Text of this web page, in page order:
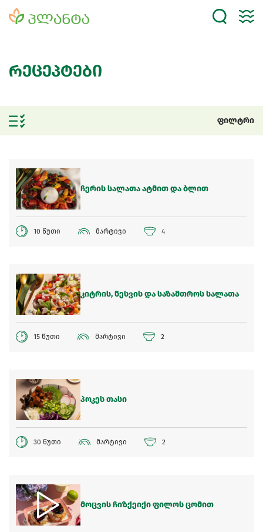
რეცეპტები
ფილტრი
ჩერის სალათა ატმით და ბლით
10 წუთი მარტივი 4
კიტრის, ნესვის და საზამთროს სალათა
15 წუთი მარტივი 2
პოკეს თასი
30 წუთი მარტივი 2
მოცვის ჩიზქეიქი ფილოს ცომით